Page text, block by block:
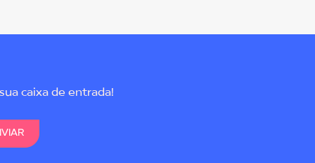
caixa de entrada!